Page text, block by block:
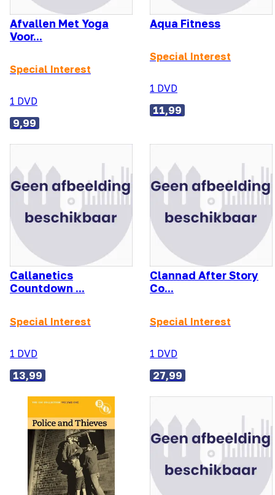
Afvallen Met Yoga
Voor...
Special Interest
1 DVD
9,99
Aqua Fitness
Special Interest
1 DVD
11,99
Callanetics
Countdown ...
Special Interest
1 DVD
13,99
Clannad After Story
Co...
Special Interest
1 DVD
27,99